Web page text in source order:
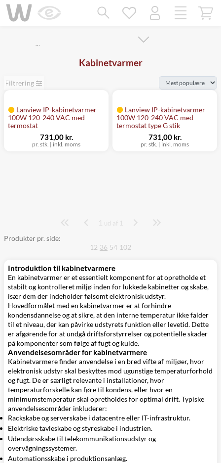
…
Kabinetvarmer
Filtrering
Lanview IP-kabinetvarmer
100W 120-240 VAC med
termostat
pr. stk. | inkl. moms
731,00 kr.
Lanview IP-kabinetvarmer
100W 120-240 VAC med
termostat type G stik
pr. stk. | inkl. moms
731,00 kr.
Side
1 ud af 1
Produkter pr. side:
12 36 54 102
Introduktion til kabinetvarmere
En kabinetvarmer er et essentielt komponent for at opretholde et
stabilt og kontrolleret miljø inden for lukkede kabinetter og skabe,
især dem der indeholder følsomt elektronisk udstyr.
Hovedformålet med en kabinetvarmer er at forhindre
kondensdannelse og at sikre, at den interne temperatur ikke falder
til et niveau, der kan påvirke udstyrets funktion eller levetid. Dette
er afgørende for at undgå driftsforstyrrelser og potentielle skader
på komponenter som følge af fugt og kulde.
Anvendelsesområder for kabinetvarmere
Kabinetvarmere finder anvendelse i en bred vifte af miljøer, hvor
elektronisk udstyr skal beskyttes mod ugunstige temperaturforhold
og fugt. De er særligt relevante i installationer, hvor
temperaturforskelle kan føre til kondens, eller hvor en
minimumstemperatur skal opretholdes for optimal drift. Typiske
anvendelsesområder inkluderer:
Rackskabe og serverskabe i datacentre eller IT-infrastruktur.
Elektriske tavleskabe og styreskabe i industrien.
Udendørsskabe til telekommunikationsudstyr og
overvågningssystemer.
Automationsskabe i produktionsanlæg.
Mangler chatten?
Ret samtykke!